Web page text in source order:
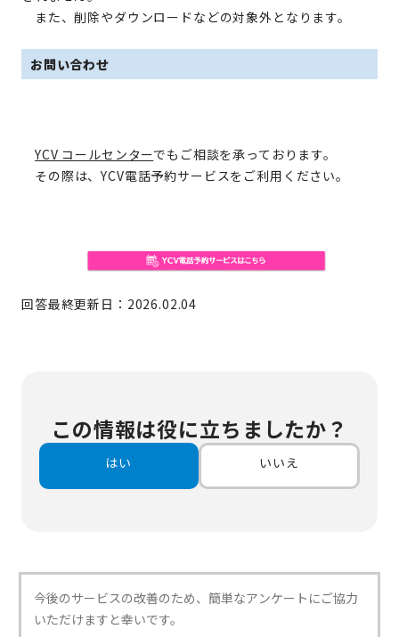
また、削除やダウンロードなどの対象外となります。
お問い合わせ
YCV コールセンターでもご相談を承っております。
その際は、YCV電話予約サービスをご利用ください。
回答最終更新日：2026.02.04
この情報は役に立ちましたか？
はい いいえ